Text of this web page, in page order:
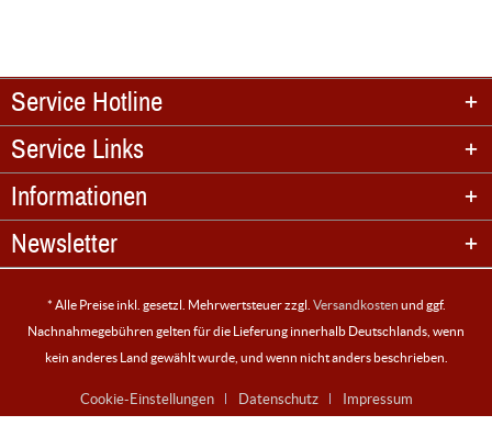
Service Hotline
Service Links
Informationen
Newsletter
* Alle Preise inkl. gesetzl. Mehrwertsteuer zzgl. Versandkosten und ggf.
Nachnahmegebühren gelten für die Lieferung innerhalb Deutschlands, wenn
kein anderes Land gewählt wurde, und wenn nicht anders beschrieben.
Cookie-Einstellungen Datenschutz Impressum